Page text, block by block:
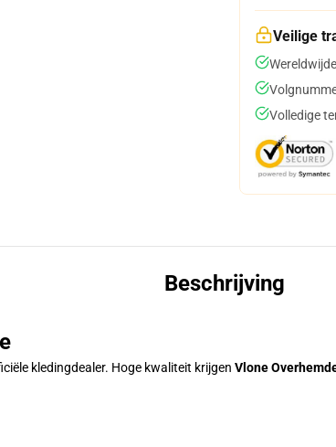
Veilige
Volledige
Beschrijving
kledingdealer. Hoge kwaliteit krijgen Vlone